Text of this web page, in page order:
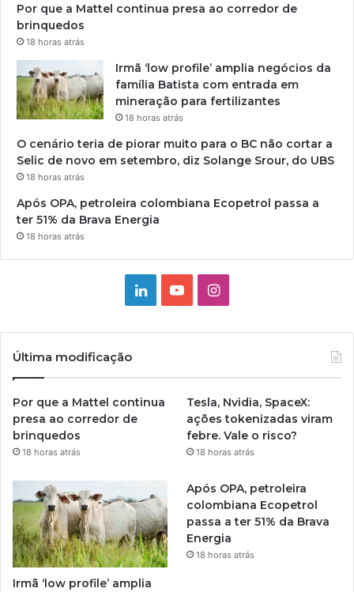
Por que a Mattel continua presa ao corredor de
brinquedos
18 horas atrás
Irmã ‘low profile’ amplia negócios da
família Batista com entrada em
mineração para fertilizantes
18 horas atrás
O cenário teria de piorar muito para o BC não cortar a
Selic de novo em setembro, diz Solange Srour, do UBS
18 horas atrás
Após OPA, petroleira colombiana Ecopetrol passa a
ter 51% da Brava Energia
18 horas atrás
LinkedinYouTubeInstagram
Última modificação
Por que a Mattel continua
presa ao corredor de
brinquedos
18 horas atrás
Tesla, Nvidia, SpaceX:
ações tokenizadas viram
febre. Vale o risco?
18 horas atrás
Irmã ‘low profile’ amplia
Após OPA, petroleira
colombiana Ecopetrol
passa a ter 51% da Brava
Energia
18 horas atrás